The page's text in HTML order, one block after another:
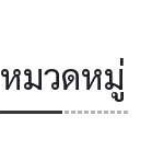
หมวดหมู่